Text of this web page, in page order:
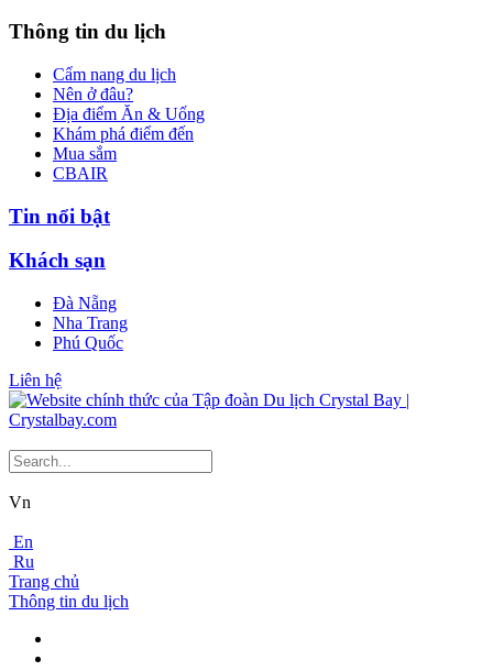
Thông tin du lịch
Cẩm nang du lịch
Nên ở đâu?
Địa điểm Ăn & Uống
Khám phá điểm đến
Mua sắm
CBAIR
Tin nổi bật
Khách sạn
Đà Nẵng
Nha Trang
Phú Quốc
Liên hệ
Vn
En
Ru
Trang chủ
Thông tin du lịch